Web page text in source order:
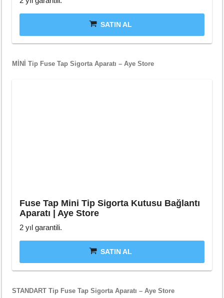
SATIN AL
MİNİ Tip Fuse Tap Sigorta Aparatı – Aye Store
Fuse Tap Mini Tip Sigorta Kutusu Bağlantı
Aparatı | Aye Store
2 yıl garantili.
SATIN AL
STANDART Tip Fuse Tap Sigorta Aparatı – Aye Store